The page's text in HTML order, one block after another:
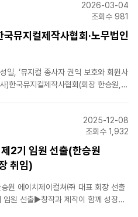
접점을 ..
2026-03-04
조회수 981
뮤지컬제작사협회·노무법인
일, ‘뮤지컬 종사자 권익 보호와 회원사
)한국뮤지컬제작사협회(회장 한승원,
밝혔다.□&nb..
2025-12-08
조회수 1,932
2기 임원 선출(한승원
취임)
원 에이치제이컬쳐㈜ 대표 회장 선출
원 선출▶창작과 제작이 함께 성장하